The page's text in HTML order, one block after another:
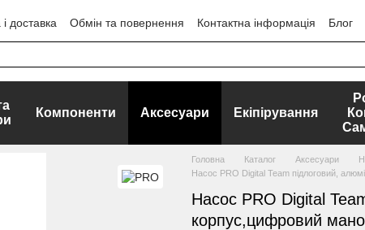
доставка Обмін та повернення Контактна інформація
Блог
Компоненти Аксесуари Екіпірування
Головна Каталог Аксесуари
Насос PRO Digital Team підлоговий,
Насос PRO Digital
корпус,цифровий